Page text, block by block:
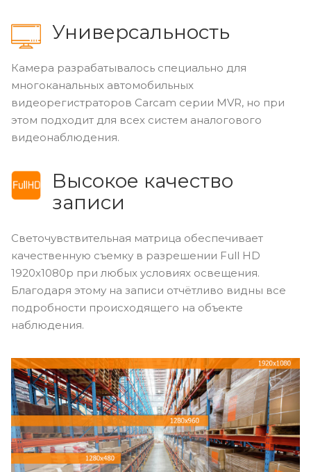
Универсальность
Камера разрабатывалось специально для
многоканальных автомобильных
видеорегистраторов Carcam серии MVR, но при
этом подходит для всех систем аналогового
видеонаблюдения.
Высокое качество
записи
Светочувствительная матрица обеспечивает
качественную съемку в разрешении Full HD
1920x1080p при любых условиях освещения.
Благодаря этому на записи отчётливо видны все
подробности происходящего на объекте
наблюдения.